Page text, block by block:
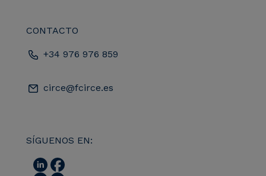
CONTACTO
+34 976 976 859
circe@fcirce.es
SÍGUENOS EN: